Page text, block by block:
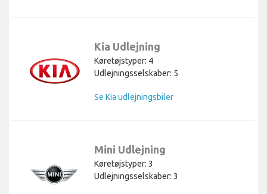
Kia Udlejning
Køretøjstyper: 4
Udlejningsselskaber: 5
Se Kia udlejningsbiler
Mini Udlejning
Køretøjstyper: 3
Udlejningsselskaber: 3